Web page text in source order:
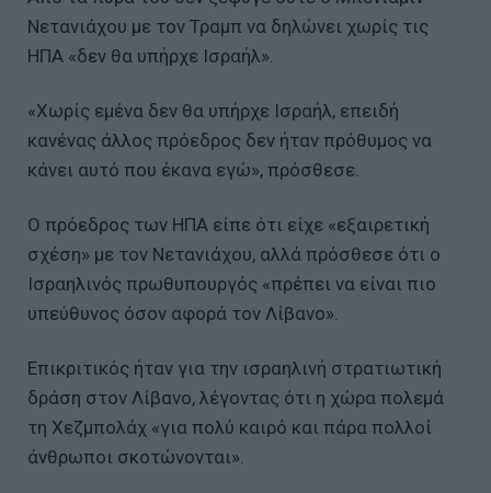
Νετανιάχου με τον Τραμπ να δηλώνει χωρίς τις
ΗΠΑ «δεν θα υπήρχε Ισραήλ».
«Χωρίς εμένα δεν θα υπήρχε Ισραήλ, επειδή
κανένας άλλος πρόεδρος δεν ήταν πρόθυμος να
κάνει αυτό που έκανα εγώ», πρόσθεσε.
Ο πρόεδρος των ΗΠΑ είπε ότι είχε «εξαιρετική
σχέση» με τον Νετανιάχου, αλλά πρόσθεσε ότι ο
Ισραηλινός πρωθυπουργός «πρέπει να είναι πιο
υπεύθυνος όσον αφορά τον Λίβανο».
Επικριτικός ήταν για την ισραηλινή στρατιωτική
δράση στον Λίβανο, λέγοντας ότι η χώρα πολεμά
τη Χεζμπολάχ «για πολύ καιρό και πάρα πολλοί
άνθρωποι σκοτώνονται».